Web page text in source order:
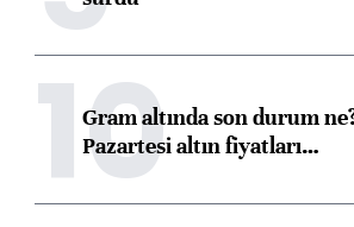
10
Gram altında son durum
Pazartesi altın fiyatları…